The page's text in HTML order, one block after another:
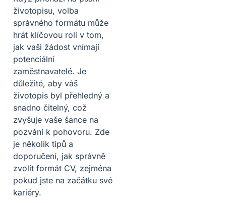
životopisu, volba
správného formátu může
hrát klíčovou roli v tom,
jak vaši žádost vnímají
potenciální
zaměstnavatelé. Je
důležité, aby váš
životopis byl přehledný a
snadno čitelný, což
zvyšuje vaše šance na
pozvání k pohovoru. Zde
je několik tipů a
doporučení, jak správně
zvolit formát CV, zejména
pokud jste na začátku své
kariéry.